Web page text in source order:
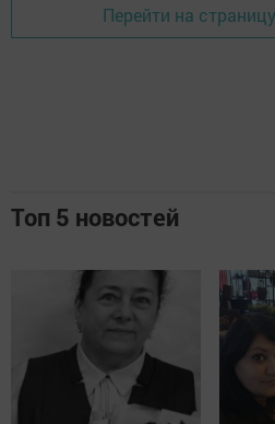
Перейти на
Топ 5 новостей